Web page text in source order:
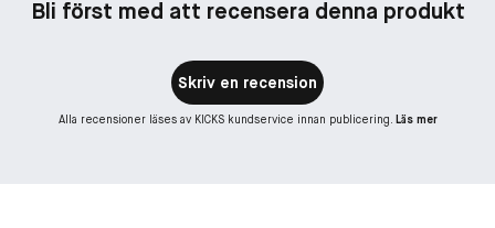
Bli först med att recensera denna produkt
Skriv en recension
Alla recensioner läses av KICKS kundservice innan publicering. Läs mer